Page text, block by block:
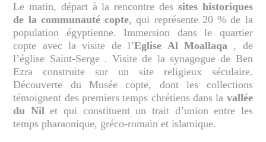
Le matin, départ à la rencontre des sites historiques
de la communauté copte, qui représente 20 % de la
population égyptienne. Immersion dans le quartier
copte avec la visite de l’Eglise Al Moallaqa, de
l’église Saint-Serge . Visite de la synagogue de Ben
Ezra construite sur un site religieux séculaire.
Découverte du Musée copte, dont les collections
témoignent des premiers temps chrétiens dans la vallée
du Nilet qui constituent un trait d’union entre les
temps pharaonique, gréco-romain et islamique.